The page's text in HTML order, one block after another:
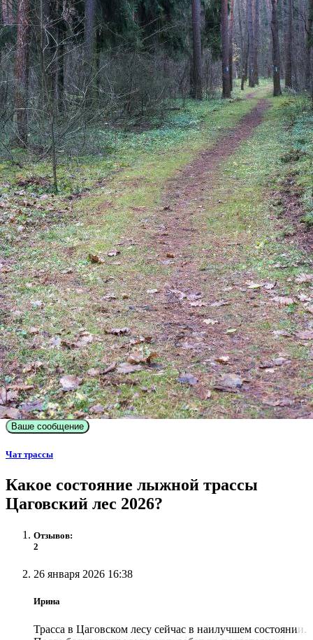
Ваше сообщение
Чат трассы
Какое состояние лыжной трассы
Цаговский лес 2026?
Отзывов:
2
26 января 2026 16:38
Ирина
Трасса в Цаговском лесу сейчас в наилучшем состоянии.